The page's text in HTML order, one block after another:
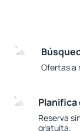
Ofertas a
Planifica
Reserva
gratuita.